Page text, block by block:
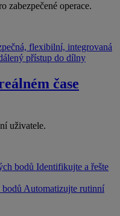
zabezpečené operace.
flexibilní, integrovaná
přístup do dílny
čase
uživatele.
bodů Identifikujte a řešte
Automatizujte rutinní